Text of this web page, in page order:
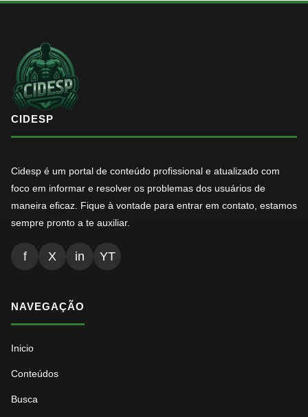
CIDESP
Cidesp é um portal de conteúdo profissional e atualizado com
foco em informar e resolver os problemas dos usuários de
maneira eficaz. Fique à vontade para entrar em contato, estamos
sempre pronto a te auxiliar.
f X in YT
NAVEGAÇÃO
Inicio
Conteúdos
Busca